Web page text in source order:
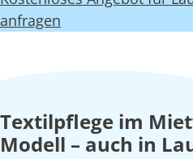
anfragen
Textilpflege im
Modell – auch in